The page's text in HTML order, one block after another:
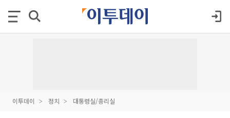
이투데이 정치 대통령실/총리실